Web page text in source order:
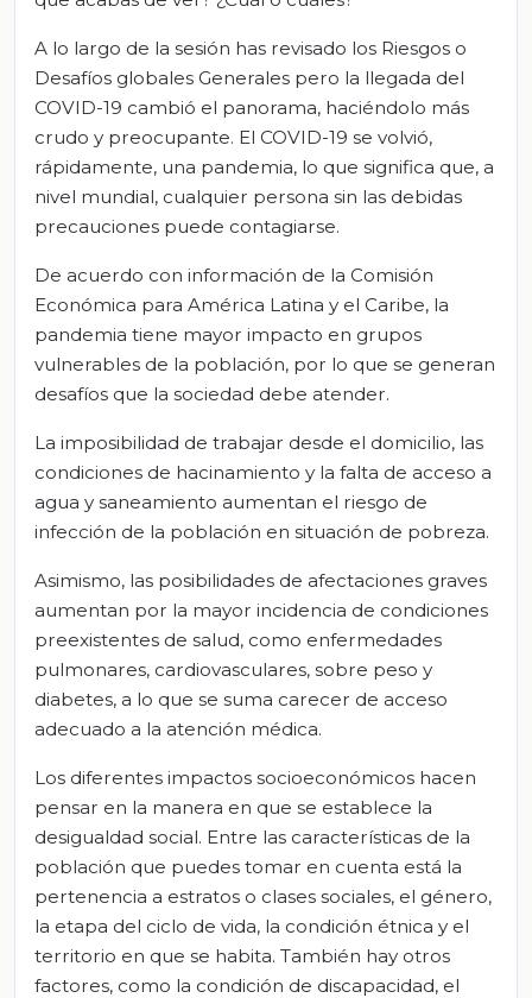
A lo largo de la sesión has revisado los Riesgos o
Desafíos globales Generales pero la llegada del
COVID-19 cambió el panorama, haciéndolo más
crudo y preocupante. El COVID-19 se volvió,
rápidamente, una pandemia, lo que significa que, a
nivel mundial, cualquier persona sin las debidas
precauciones puede contagiarse.
De acuerdo con información de la Comisión
Económica para América Latina y el Caribe, la
pandemia tiene mayor impacto en grupos
vulnerables de la población, por lo que se generan
desafíos que la sociedad debe atender.
La imposibilidad de trabajar desde el domicilio, las
condiciones de hacinamiento y la falta de acceso a
agua y saneamiento aumentan el riesgo de
infección de la población en situación de pobreza.
Asimismo, las posibilidades de afectaciones graves
aumentan por la mayor incidencia de condiciones
preexistentes de salud, como enfermedades
pulmonares, cardiovasculares, sobre peso y
diabetes, a lo que se suma carecer de acceso
adecuado a la atención médica.
Los diferentes impactos socioeconómicos hacen
pensar en la manera en que se establece la
desigualdad social. Entre las características de la
población que puedes tomar en cuenta está la
pertenencia a estratos o clases sociales, el género,
la etapa del ciclo de vida, la condición étnica y el
territorio en que se habita. También hay otros
factores, como la condición de discapacidad, el